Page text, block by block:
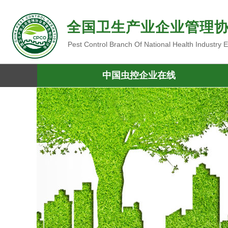
全国卫生产业企业管理
Pest Control Branch Of National Health Industry
中国虫控企业在线